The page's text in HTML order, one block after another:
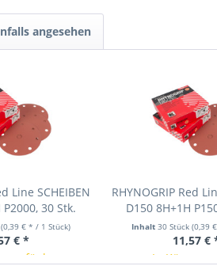
angesehen
Line SCHEIBEN
30 Stk.
(0,39 € * / 1 Stück)
€ *
verfügbar
RHYNOGRIP Red
D150 8H+1H
Inhalt 30 Stück (0,39
11,57 €
In Kürze